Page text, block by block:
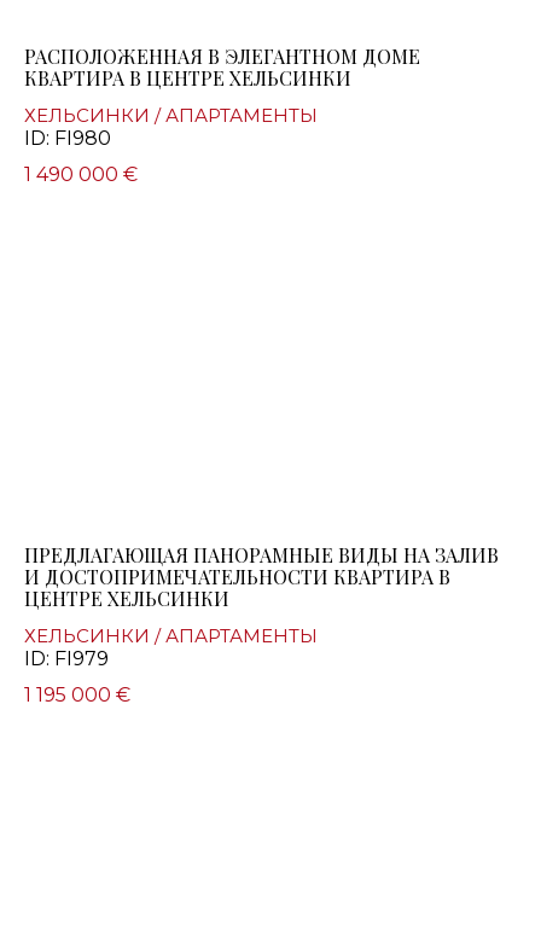
РАСПОЛОЖЕННАЯ В ЭЛЕГАНТНОМ ДОМЕ
КВАРТИРА В ЦЕНТРЕ ХЕЛЬСИНКИ
ХЕЛЬСИНКИ / АПАРТАМЕНТЫ
ID: FI980
1 490 000 €
ПРЕДЛАГАЮЩАЯ ПАНОРАМНЫЕ ВИДЫ НА ЗАЛИВ
И ДОСТОПРИМЕЧАТЕЛЬНОСТИ КВАРТИРА В
ЦЕНТРЕ ХЕЛЬСИНКИ
ХЕЛЬСИНКИ / АПАРТАМЕНТЫ
ID: FI979
1 195 000 €